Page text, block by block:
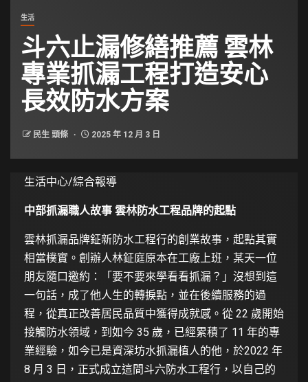
生活
斗六止漏修繕推薦 雲林
專業抓漏工程打造安心
長效防水方案
民生 頭條 2025 年 12 月 3 日
生活中心/綜合報導
中部抓漏職人故事 雲林防水工程品牌的起點
雲林抓漏品牌鉦新防水工程行的創業故事，起點其實
相當樸實。創辦人林鉦庭原本在工廠上班，某天一位
朋友隨口邀約：「要不要來學看看抓漏？」沒想到這
一句話，成了他人生的轉捩點，並在後續服務的過
程，從真正改善居民品質中獲得成就感。從 22 歲開始
接觸防水領域，到如今 35 歲，已經累積了 11 年的專
業經驗，如今已是資深坊水抓漏植人的他，於2022 年
8 月 3 日，正式成立這間斗六防水工程行，以自己的